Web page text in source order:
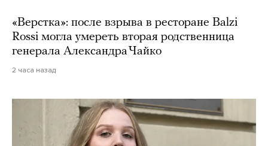
«Верстка»: после взрыва в ресторане Balzi
Rossi могла умереть вторая родственница
генерала Александра Чайко
2 часа назад